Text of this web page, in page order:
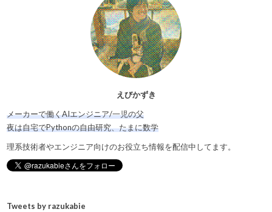
えびかずき
メーカーで働くAIエンジニア/一児の父
夜は自宅でPythonの自由研究、たまに数学
理系技術者やエンジニア向けのお役立ち情報を配信中してます。
Tweets by razukabie